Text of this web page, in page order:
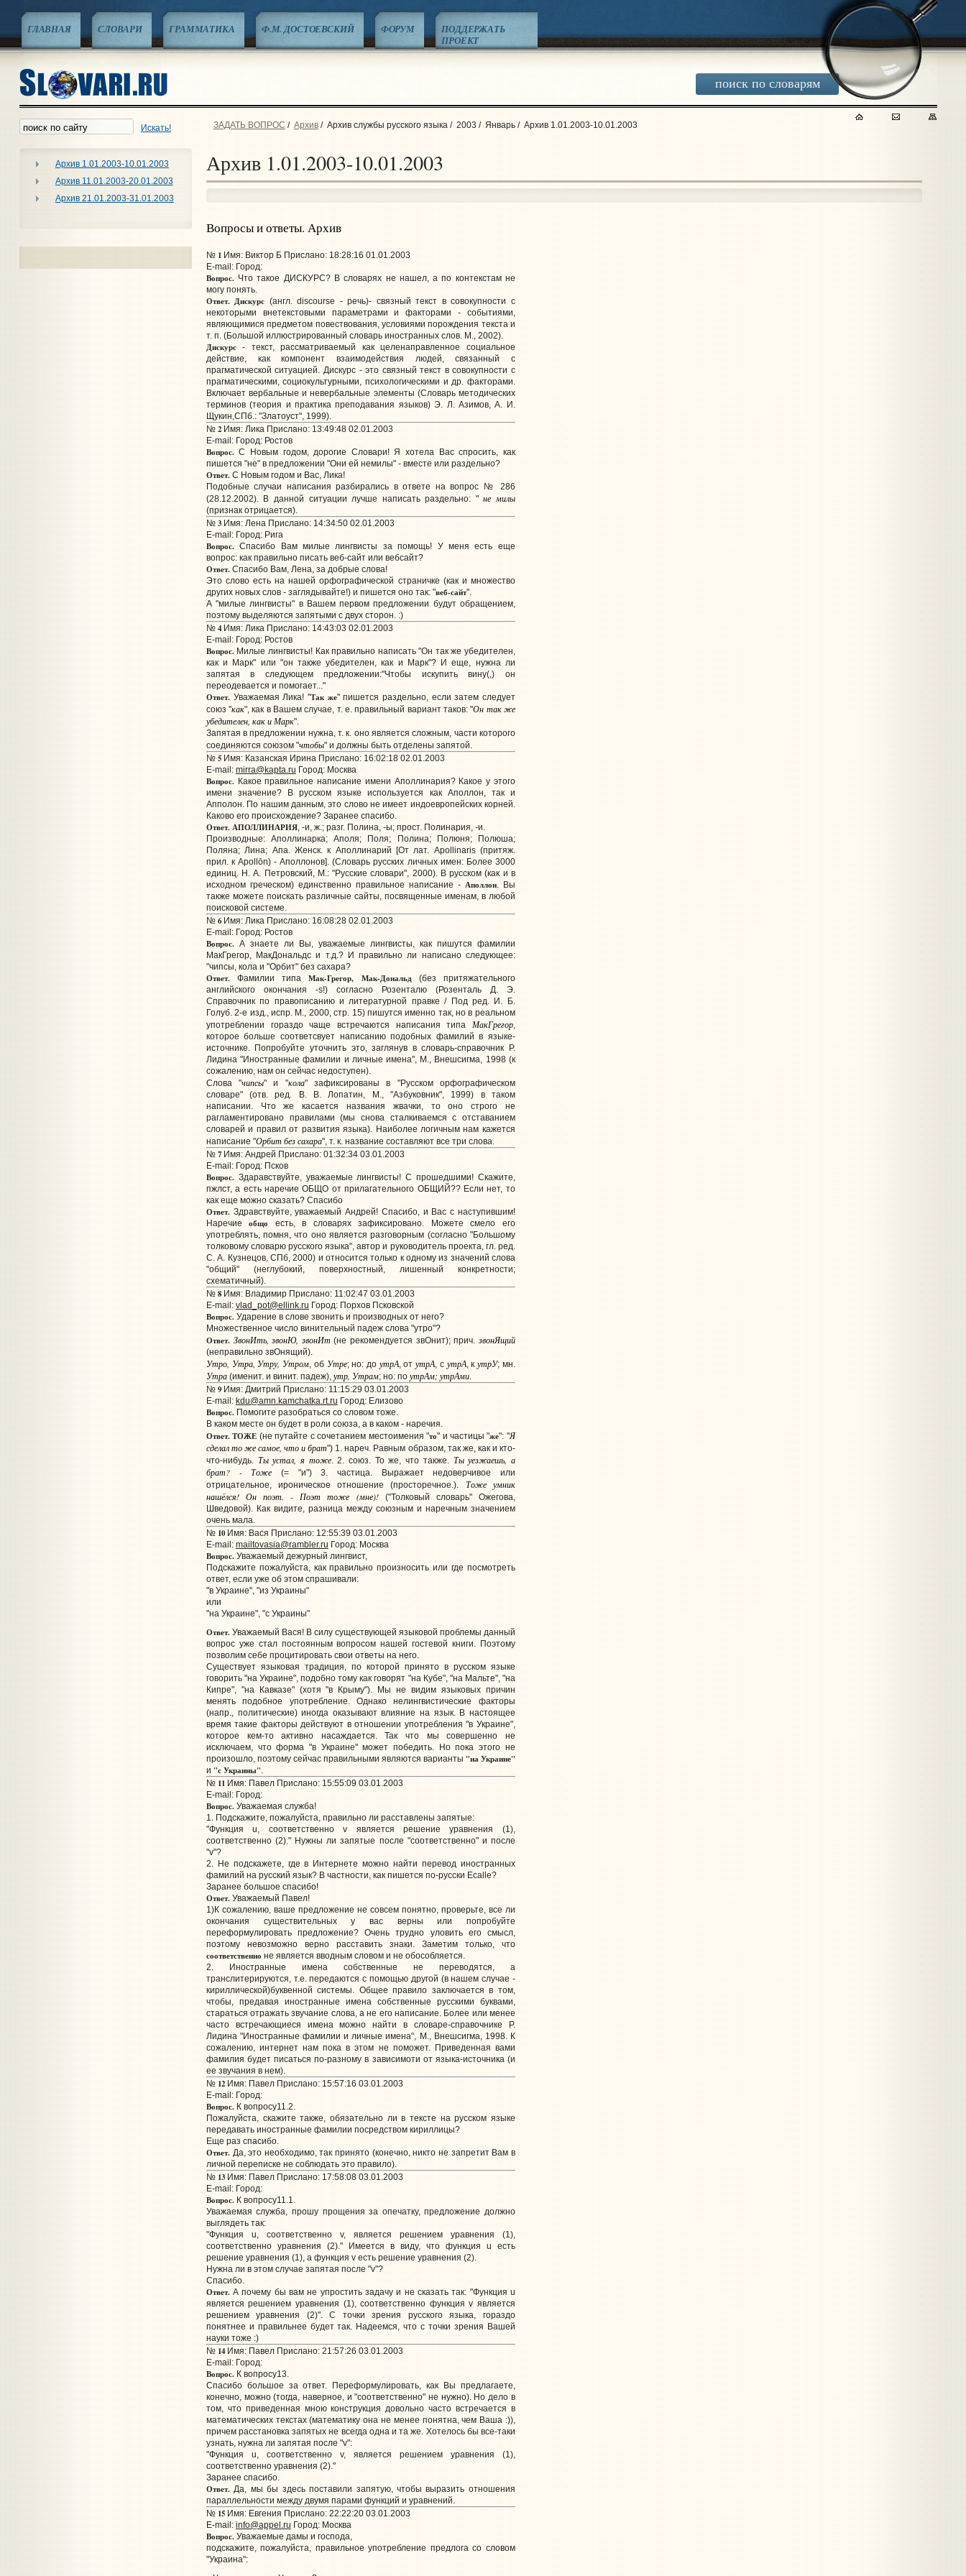
поиск по словарям
ГЛАВНАЯ СЛОВАРИ ГРАММАТИКА Ф.М. ДОСТОЕВСКИЙ ФОРУМ
ПОДДЕРЖАТЬ
ПРОЕКТ
Искать!
Архив 1.01.2003-10.01.2003
Архив 11.01.2003-20.01.2003
Архив 21.01.2003-31.01.2003
ЗАДАТЬ ВОПРОС / Архив/ Архив службы русского языка/ 2003 / Январь/ Архив 1.01.2003-10.01.2003
Архив 1.01.2003-10.01.2003
Вопросы и ответы. Архив
№ 1Имя: Виктор Б Прислано: 18:28:16 01.01.2003
E-mail: Город:
Вопрос.Что такое ДИСКУРС? В словарях не нашел, а по контекстам не
могу понять.
Ответ. Дискурс (англ. discoursе - речь)- связный текст в совокупности с
некоторыми внетекстовыми параметрами и факторами - событиями,
являющимися предметом повествования, условиями порождения текста и
т. п. (Большой иллюстрированный словарь иностранных слов. М., 2002).
Дискурс- текст, рассматриваемый как целенаправленное социальное
действие, как компонент взаимодействия людей, связанный с
прагматической ситуацией. Дискурс - это связный текст в совокупности с
прагматическими, социокультурными, психологическими и др. факторами.
Включает вербальные и невербальные элементы (Словарь методических
терминов (теория и практика преподавания языков) Э. Л. Азимов, А. И.
Щукин,СПб.: "Златоуст", 1999).
№ 2Имя: Лика Прислано: 13:49:48 02.01.2003
E-mail: Город: Ростов
Вопрос.С Новым годом, дорогие Словари! Я хотела Вас спросить, как
пишется "не" в предложении "Они ей немилы" - вместе или раздельно?
Ответ.С Новым годом и Вас, Лика!
Подобные случаи написания разбирались в ответе на вопрос № 286
(28.12.2002). В данной ситуации лучше написать раздельно: "не милы
(признак отрицается).
№ 3Имя: Лена Прислано: 14:34:50 02.01.2003
E-mail: Город: Рига
Вопрос.Спасибо Вам милые лингвисты за помощь! У меня есть еще
вопрос: как правильно писать веб-сайт или вебсайт?
Ответ.Спасибо Вам, Лена, за добрые слова!
Это слово есть на нашей орфографической страничке (как и множество
других новых слов - заглядывайте!) и пишется оно так: "веб-сайт".
А "милые лингвисты" в Вашем первом предложении будут обращением,
поэтому выделяются запятыми с двух сторон. :)
№ 4Имя: Лика Прислано: 14:43:03 02.01.2003
E-mail: Город: Ростов
Вопрос.Милые лингвисты! Как правильно написать "Он так же убедителен,
как и Марк" или "он также убедителен, как и Марк"? И еще, нужна ли
запятая в следующем предложении:"Чтобы искупить вину(,) он
переодевается и помогает..."
Ответ.Уважаемая Лика! "Так же" пишется раздельно, если затем следует
союз "как", как в Вашем случае, т. е. правильный вариант таков: "Он так же
убедителен, как и Марк".
Запятая в предложении нужна, т. к. оно является сложным, части которого
соединяются союзом "чтобы" и должны быть отделены запятой.
№ 5Имя: Казанская Ирина Прислано: 16:02:18 02.01.2003
E-mail: mirra@kapta.ru Город: Москва
Вопрос.Какое правильное написание имени Аполлинария? Какое у этого
имени значение? В русском языке используется как Аполлон, так и
Апполон. По нашим данным, это слово не имеет индоевропейских корней.
Каково его происхождение? Заранее спасибо.
Ответ.АПОЛЛИНАРИЯ, -и, ж.; разг. Полина, -ы; прост. Полинария, -и.
Производные: Аполлинарка; Аполя; Поля; Полина; Полюня; Полюша;
Поляна; Лина; Апа. Женск. к Аполлинарий [От лат. Apollinaris (притяж.
прил. к Apollōn) - Аполлонов]. (Словарь русских личных имен: Более 3000
единиц. Н. А. Петровский, М.: "Русские словари", 2000). В русском (как и в
исходном греческом) единственно правильное написание - Аполлон. Вы
также можете поискать различные сайты, посвященные именам, в любой
поисковой системе.
№ 6Имя: Лика Прислано: 16:08:28 02.01.2003
E-mail: Город: Ростов
Вопрос.А знаете ли Вы, уважаемые лингвисты, как пишутся фамилии
МакГрегор, МакДональдс и т.д.? И правильно ли написано следующее:
"чипсы, кола и "Орбит" без сахара?
Ответ.Фамилии типаМак-Грегор, Мак-Дональд(без притяжательного
английского окончания -s!) согласно Розенталю (Розенталь Д. Э.
Справочник по правописанию и литературной правке / Под ред. И. Б.
Голуб. 2-е изд., испр. М., 2000, стр. 15) пишутся именно так, но в реальном
употреблении гораздо чаще встречаются написания типа МакГрегор,
которое больше соответсвует написанию подобных фамилий в языке-
источнике. Попробуйте уточнить это, заглянув в словарь-справочник Р.
Лидина "Иностранные фамилии и личные имена", М., Внешсигма, 1998 (к
сожалению, нам он сейчас недоступен).
Слова "чипсы" и "кола" зафиксированы в "Русском орфографическом
словаре" (отв. ред. В. В. Лопатин, М., "Азбуковник", 1999) в таком
написании. Что же касается названия жвачки, то оно строго не
рагламентировано правилами (мы снова сталкиваемся с отставанием
словарей и правил от развития языка). Наиболее логичным нам кажется
написание "Орбит без сахара", т. к. название составляют все три слова.
№ 7Имя: Андрей Прислано: 01:32:34 03.01.2003
E-mail: Город: Псков
Вопрос.Здаравствуйте, уважаемые лингвисты! С прошедшими! Скажите,
пжлст, а есть наречие ОБЩО от прилагательного ОБЩИЙ?? Если нет, то
как еще можно сказать? Спасибо
Ответ.Здравствуйте, уважаемый Андрей! Спасибо, и Вас с наступившим!
Наречиеобщо есть, в словарях зафиксировано. Можете смело его
употреблять, помня, что оно является разговорным (согласно "Большому
толковому словарю русского языка", автор и руководитель проекта, гл. ред.
С. А. Кузнецов, СПб, 2000) и относится только к одному из значений слова
"общий" (неглубокий, поверхностный, лишенный конкретности;
схематичный).
№ 8Имя: Владимир Прислано: 11:02:47 03.01.2003
E-mail: vlad_pot@ellink.ru Город: Порхов Псковской
Вопрос.Ударение в слове звонить и производных от него?
Множественное число винительный падеж слова "утро"?
Ответ. ЗвонИть, звонЮ, звонИт (не рекомендуется звОнит); прич. звонЯщий
(неправильно звОнящий).
Утро, Утра, Утру, Утром, об Утре; но: до утрА, отутрА, с утрА, кутрУ; мн.
Утра(именит. и винит. падеж), утр, Утрам; но: по утрАм; утрАми.
№ 9Имя: Дмитрий Прислано: 11:15:29 03.01.2003
E-mail: kdu@amn.kamchatka.rt.ru Город: Елизово
Вопрос.Помогите разобраться со словом тоже.
В каком месте он будет в роли союза, а в каком - наречия.
Ответ. ТОЖЕ (не путайте с сочетанием местоимения "то" и частицы "же": "Я
сделал то же самое, что и брат") 1. нареч. Равным образом, так же, как и кто-
что-нибудь. Ты устал, я тоже. 2. союз. То же, что также. Ты уезжаешь, а
брат? - Тоже (= "и") 3. частица. Выражает недоверчивое или
отрицательное, ироническое отношение (просторечное.). Тоже умник
нашёлся! Он поэт. - Поэт тоже (мне)!("Толковый словарь" Ожегова,
Шведовой). Как видите, разница между союзным и наречным значением
очень мала.
№ 10Имя: Вася Прислано: 12:55:39 03.01.2003
E-mail: mailtovasia@rambler.ru Город: Москва
Вопрос.Уважаемый дежурный лингвист,
Подскажите пожалуйста, как правильно произносить или где посмотреть
ответ, если уже об этом спрашивали:
"в Украине", "из Украины"
или
"на Украине", "с Украины"
Ответ.Уважаемый Вася! В силу существующей языковой проблемы данный
вопрос уже стал постоянным вопросом нашей гостевой книги. Поэтому
позволим себе процитировать свои ответы на него.
Существует языковая традиция, по которой принято в русском языке
говорить "на Украине", подобно тому как говорят "на Кубе", "на Мальте", "на
Кипре", "на Кавказе" (хотя "в Крыму"). Мы не видим языковых причин
менять подобное употребление. Однако нелингвистические факторы
(напр., политические) иногда оказывают влияние на язык. В настоящее
время такие факторы действуют в отношении употребления "в Украине",
которое кем-то активно насаждается. Так что мы совершенно не
исключаем, что форма "в Украине" может победить. Но пока этого не
произошло, поэтому сейчас правильными являются варианты "на Украине"
и "с Украины".
№ 11Имя: Павел Прислано: 15:55:09 03.01.2003
E-mail: Город:
Вопрос.Уважаемая служба!
1. Подскажите, пожалуйста, правильно ли расставлены запятые:
"Функция u, соответственно v является решение уравнения (1),
соответственно (2)." Нужны ли запятые после "соответственно" и после
"v"?
2. Не подскажете, где в Интернете можно найти перевод иностранных
фамилий на русский язык? В частности, как пишется по-русски Ecalle?
Заранее большое спасибо!
Ответ.Уважаемый Павел!
1)К сожалению, ваше предложение не совсем понятно, проверьте, все ли
окончания существительных у вас верны или попробуйте
переформулировать предложение? Очень трудно уловить его смысл,
поэтому невозможно верно расставить знаки. Заметим только, что
соответственно не является вводным словом и не обособляется.
2. Иностранные имена собственные не переводятся, а
транслитерируются, т.е. передаются с помощью другой (в нашем случае -
кириллической)буквенной системы. Общее правило заключается в том,
чтобы, предавая иностранные имена собственные русскими буквами,
стараться отражать звучание слова, а не его написание. Более или менее
часто встречающиеся имена можно найти в словаре-справочнике Р.
Лидина "Иностранные фамилии и личные имена", М., Внешсигма, 1998. К
сожалению, интернет нам пока в этом не поможет. Приведенная вами
фамилия будет писаться по-разному в зависимоти от языка-источника (и
ее звучания в нем).
№ 12Имя: Павел Прислано: 15:57:16 03.01.2003
E-mail: Город:
Вопрос.К вопросу11.2.
Пожалуйста, скажите также, обязательно ли в тексте на русском языке
передавать иностранные фамилии посредством кириллицы?
Еще раз спасибо.
Ответ.Да, это необходимо, так принято (конечно, никто не запретит Вам в
личной переписке не соблюдать это правило).
№ 13Имя: Павел Прислано: 17:58:08 03.01.2003
E-mail: Город:
Вопрос.К вопросу11.1.
Уважаемая служба, прошу прощения за опечатку, предложение должно
выглядеть так:
"Функция u, соответственно v, является решением уравнения (1),
соответственно уравнения (2)." Имеется в виду, что функция u есть
решение уравнения (1), а функция v есть решение уравнения (2).
Нужна ли в этом случае запятая после "v"?
Спасибо.
Ответ.А почему бы вам не упростить задачу и не сказать так: "Функция u
является решением уравнения (1), соответственно функция v является
решением уравнения (2)". С точки зрения русского языка, гораздо
понятнее и правильнее будет так. Надеемся, что с точки зрения Вашей
науки тоже :)
№ 14Имя: Павел Прислано: 21:57:26 03.01.2003
E-mail: Город:
Вопрос.К вопросу13.
Спасибо большое за ответ. Переформулировать, как Вы предлагаете,
конечно, можно (тогда, наверное, и "соответственно" не нужно). Но дело в
том, что приведенная мною конструкция довольно часто встречается в
математических текстах (математику она не менее понятна, чем Ваша :)),
причем расстановка запятых не всегда одна и та же. Хотелось бы все-таки
узнать, нужна ли запятая после "v":
"Функция u, соответственно v, является решением уравнения (1),
соответственно уравнения (2)."
Заранее спасибо.
Ответ.Да, мы бы здесь поставили запятую, чтобы выразить отношения
параллельности между двумя парами функций и уравнений.
№ 15Имя: Евгения Прислано: 22:22:20 03.01.2003
E-mail: info@appel.ru Город: Москва
Вопрос.Уважаемые дамы и господа,
подскажите, пожалуйста, правильное употребление предлога со словом
"Украина":